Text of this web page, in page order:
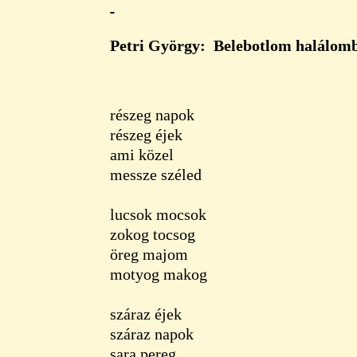
Petri György: Belebotlom
részeg napok
részeg éjek
ami közel
messze széled
lucsok mocsok
zokog tocsog
öreg majom
motyog makog
száraz éjek
száraz napok